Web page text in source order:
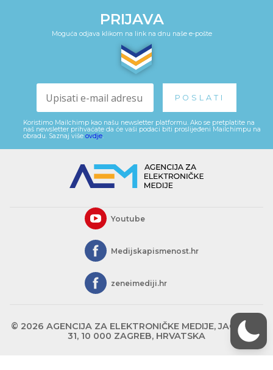
PRIJAVA
Moguća odjava klikom na link na dnu naše e-pošte
Koristimo Mailchimp kao našu newsletter platformu. Ako se pretplatite na
naš newsletter prihvaćate da će vaši podaci biti proslijeđeni Mailchimpu na
obradu. Saznaj više ovdje.
Youtube
Medijskapismenost.hr
zeneimediji.hr
© 2026 AGENCIJA ZA ELEKTRONIČKE MEDIJE, JAGIĆEVA
31, 10 000 ZAGREB, HRVATSKA